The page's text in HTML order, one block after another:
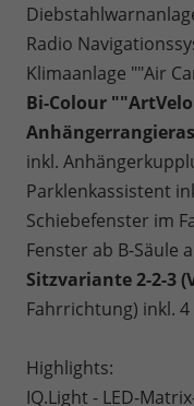
Radio
Klimaanlage ""Air
Bi-Colour
inkl.
Parklenkassistent
Schiebefenster im
Fenster ab B-Säule
Sitzvariante 2-2-3
Fahrrichtung) inkl.
Highlights:
IQ.Light - LED-